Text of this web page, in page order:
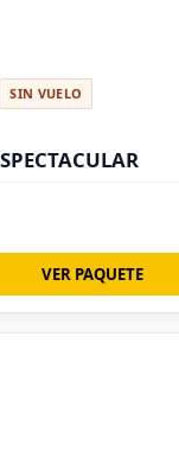
SIN VUELO
VER PAQUETE